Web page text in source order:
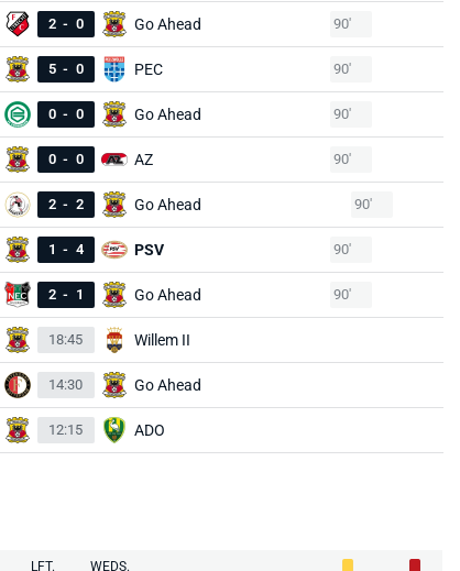
2 - 0 Go Ahead 90'
5 - 0 PEC 90'
0 - 0 Go Ahead 90'
0 - 0 AZ 90'
2 - 2 Go Ahead 90'
1 - 4 PSV 90'
2 - 1 Go Ahead 90'
18:45 Willem II
14:30 Go Ahead
12:15 ADO
LFT. WEDS.